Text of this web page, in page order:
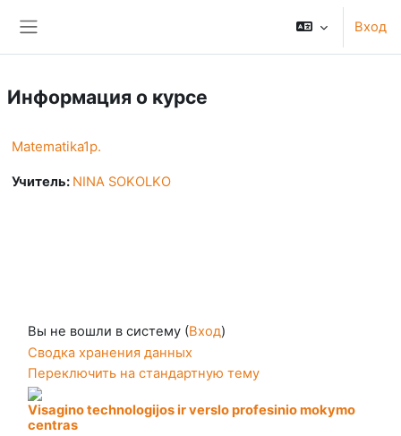
Вход
Информация о курсе
Matematika1p.
Учитель: NINA SOKOLKO
Вы не вошли в систему (Вход)
Сводка хранения данных
Переключить на стандартную тему
Visagino technologijos ir verslo profesinio mokymo
centras